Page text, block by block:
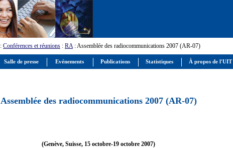
: Conférences et réunions : RA: Assemblée des radiocommunications 2007 (AR-07)
Assemblée des radiocommunications 2007 (AR-07)
(Genève, Suisse, 15 octobre-19 octobre 2007)
Salle de presse Evénements Publications Statistiques À propos de l'UIT